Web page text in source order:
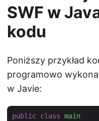
SWF w
kodu
Poniższy przykład
programowo
w Javie:
public class main